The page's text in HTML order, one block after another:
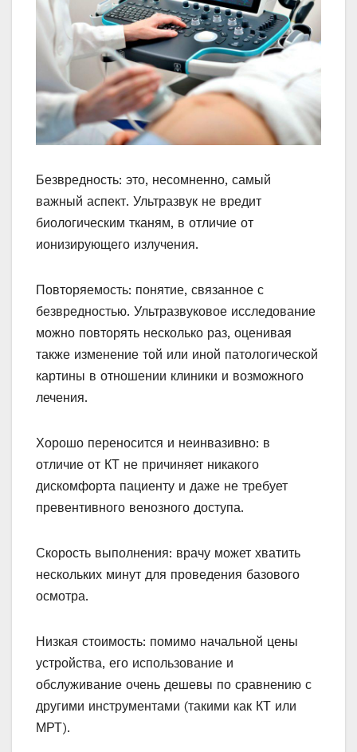
Безвредность: это, несомненно, самый
важный аспект. Ультразвук не вредит
биологическим тканям, в отличие от
ионизирующего излучения.
Повторяемость: понятие, связанное с
безвредностью. Ультразвуковое исследование
можно повторять несколько раз, оценивая
также изменение той или иной патологической
картины в отношении клиники и возможного
лечения.
Хорошо переносится и неинвазивно: в
отличие от КТ не причиняет никакого
дискомфорта пациенту и даже не требует
превентивного венозного доступа.
Скорость выполнения: врачу может хватить
нескольких минут для проведения базового
осмотра.
Низкая стоимость: помимо начальной цены
устройства, его использование и
обслуживание очень дешевы по сравнению с
другими инструментами (такими как КТ или
МРТ).